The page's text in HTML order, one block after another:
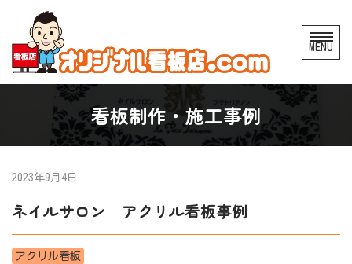
コ
ン
テ
へ
ス
ッ
プ
MENU
看板制作・施工事例
2023年9月4日
ネイルサロン アクリル看板事例
アクリル看板